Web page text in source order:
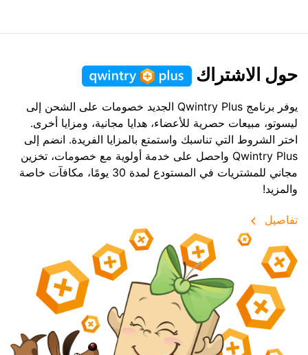
حول الاشتراك
يوفر برنامج Qwintry Plus الجديد خصومات على الشحن إلى
ليسوتو، مبيعات حصرية للأعضاء، هدايا مجانية، ومزايا أخرى.
اختر الشروط التي تناسبك واستمتع بالمزايا الفريدة. انضم إلى
Qwintry Plus واحصل على خدمة أولوية مع خصومات، تخزين
مجاني للمشتريات في المستودع لمدة 30 يومًا، مكافآت خاصة
والمزيد!
تفاصيل